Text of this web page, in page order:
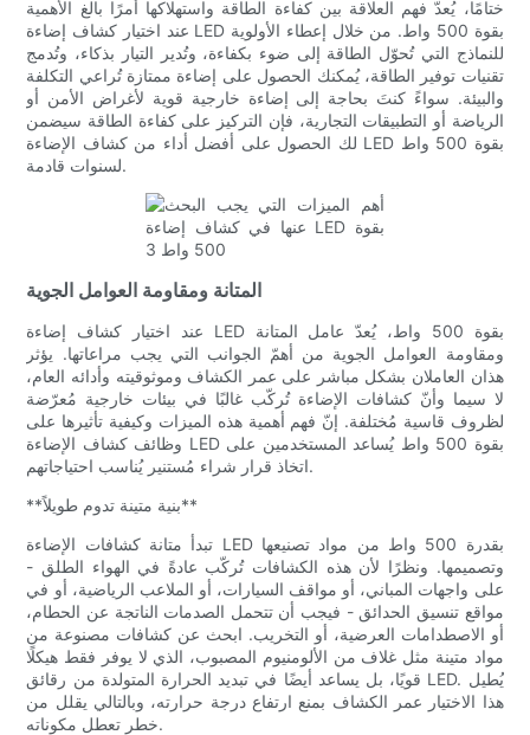
ختامًا، يُعدّ فهم العلاقة بين كفاءة الطاقة واستهلاكها أمرًا بالغ الأهمية
عند اختيار كشاف إضاءة LED بقوة 500 واط. من خلال إعطاء الأولوية
للنماذج التي تُحوّل الطاقة إلى ضوء بكفاءة، وتُدير التيار بذكاء، وتُدمج
تقنيات توفير الطاقة، يُمكنك الحصول على إضاءة ممتازة تُراعي التكلفة
والبيئة. سواءً كنتَ بحاجة إلى إضاءة خارجية قوية لأغراض الأمن أو
الرياضة أو التطبيقات التجارية، فإن التركيز على كفاءة الطاقة سيضمن
لك الحصول على أفضل أداء من كشاف الإضاءة LED بقوة 500 واط
لسنوات قادمة.
المتانة ومقاومة العوامل الجوية
عند اختيار كشاف إضاءة LED بقوة 500 واط، يُعدّ عامل المتانة
ومقاومة العوامل الجوية من أهمّ الجوانب التي يجب مراعاتها. يؤثر
هذان العاملان بشكل مباشر على عمر الكشاف وموثوقيته وأدائه العام،
لا سيما وأنّ كشافات الإضاءة تُركّب غالبًا في بيئات خارجية مُعرّضة
لظروف قاسية مُختلفة. إنّ فهم أهمية هذه الميزات وكيفية تأثيرها على
وظائف كشاف الإضاءة LED بقوة 500 واط يُساعد المستخدمين على
اتخاذ قرار شراء مُستنير يُناسب احتياجاتهم.
**بنية متينة تدوم طويلاً**
تبدأ متانة كشافات الإضاءة LED بقدرة 500 واط من مواد تصنيعها
وتصميمها. ونظرًا لأن هذه الكشافات تُركّب عادةً في الهواء الطلق -
على واجهات المباني، أو مواقف السيارات، أو الملاعب الرياضية، أو في
مواقع تنسيق الحدائق - فيجب أن تتحمل الصدمات الناتجة عن الحطام،
أو الاصطدامات العرضية، أو التخريب. ابحث عن كشافات مصنوعة من
مواد متينة مثل غلاف من الألومنيوم المصبوب، الذي لا يوفر فقط هيكلًا
قويًا، بل يساعد أيضًا في تبديد الحرارة المتولدة من رقائق LED. يُطيل
هذا الاختيار عمر الكشاف بمنع ارتفاع درجة حرارته، وبالتالي يقلل من
خطر تعطل مكوناته.